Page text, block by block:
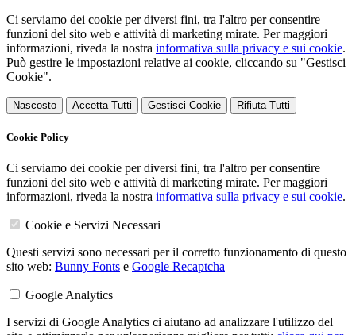
Ci serviamo dei cookie per diversi fini, tra l'altro per consentire
funzioni del sito web e attività di marketing mirate. Per maggiori
informazioni, riveda la nostra informativa sulla privacy e sui cookie.
Può gestire le impostazioni relative ai cookie, cliccando su "Gestisci
Cookie".
Nascosto Accetta Tutti Gestisci Cookie Rifiuta Tutti
Cookie Policy
Ci serviamo dei cookie per diversi fini, tra l'altro per consentire
funzioni del sito web e attività di marketing mirate. Per maggiori
informazioni, riveda la nostra informativa sulla privacy e sui cookie.
Cookie e Servizi Necessari
Questi servizi sono necessari per il corretto funzionamento di questo
sito web: Bunny Fonts e Google Recaptcha
Google Analytics
I servizi di Google Analytics ci aiutano ad analizzare l'utilizzo del